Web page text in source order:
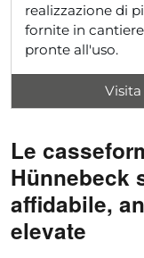
realizzazione di
fornite in
pronte all'uso.
Le
Hünnebeck
affidabile,
elevate